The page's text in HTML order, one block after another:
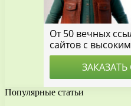
Популярные статьи